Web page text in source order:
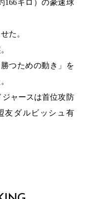
166キロ）の豪速球
た。
つための動き」を
ャースは首位攻防
友ダルビッシュ有